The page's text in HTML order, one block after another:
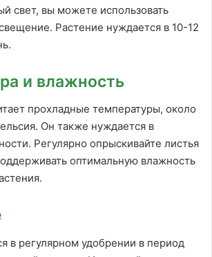
свет, вы можете использовать
Растение нуждается в 10-12
и влажность
прохладные температуры, около
Он также нуждается в
Регулярно опрыскивайте листья
оптимальную влажность
в регулярном удобрении в период